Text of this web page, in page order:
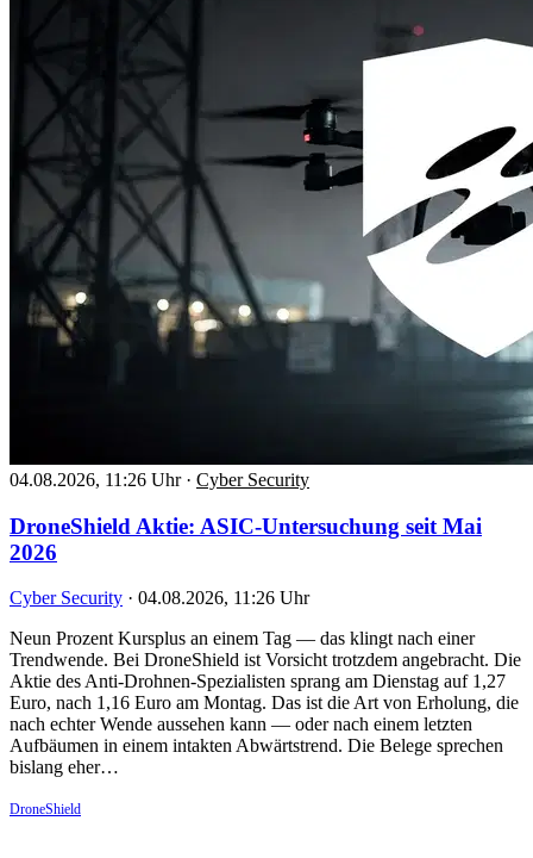
04.08.2026, 11:26 Uhr · Cyber Security
DroneShield Aktie: ASIC-Untersuchung seit Mai
2026
Cyber Security · 04.08.2026, 11:26 Uhr
Neun Prozent Kursplus an einem Tag — das klingt nach einer
Trendwende. Bei DroneShield ist Vorsicht trotzdem angebracht. Die
Aktie des Anti-Drohnen-Spezialisten sprang am Dienstag auf 1,27
Euro, nach 1,16 Euro am Montag. Das ist die Art von Erholung, die
nach echter Wende aussehen kann — oder nach einem letzten
Aufbäumen in einem intakten Abwärtstrend. Die Belege sprechen
bislang eher…
DroneShield